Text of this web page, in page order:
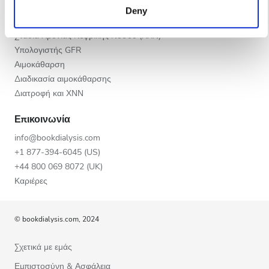
services. Read more about cookies in our Privacy policy.
Deny
Νύχτα
Βαθμολογία
Καλή
Πολύ Καλή
Εξαιρετική
Χρόνια Νεφρική Νόσος - ΧΝΝ
Στάδια Χρόνιας Νεφρικής Νόσου (ΧΧΝ)
Υπολογιστής GFR
Αιμοκάθαρση
Διαδικασία αιμοκάθαρσης
Διατροφή και ΧΝΝ
Επικοινωνία
info@bookdialysis.com
+1 877-394-6045 (US)
+44 800 069 8072 (UK)
Καριέρες
© bookdialysis.com, 2024
Σχετικά με εμάς
Εμπιστοσύνη & Ασφάλεια